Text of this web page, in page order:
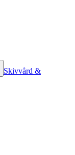
Skivvård &